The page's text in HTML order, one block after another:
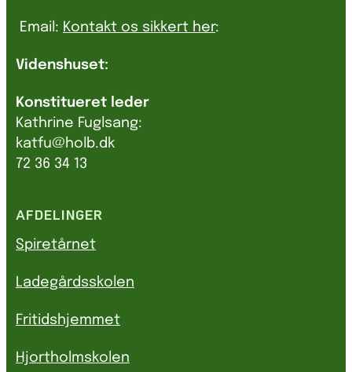
Email: Kontakt os sikkert her:
Videnshuset:
Konstitueret leder
Kathrine Fuglsang:
katfu@holb.dk
72 36 34 13
AFDELINGER
Spiretårnet
Ladegårdsskolen
Fritidshjemmet
Hjortholmskolen